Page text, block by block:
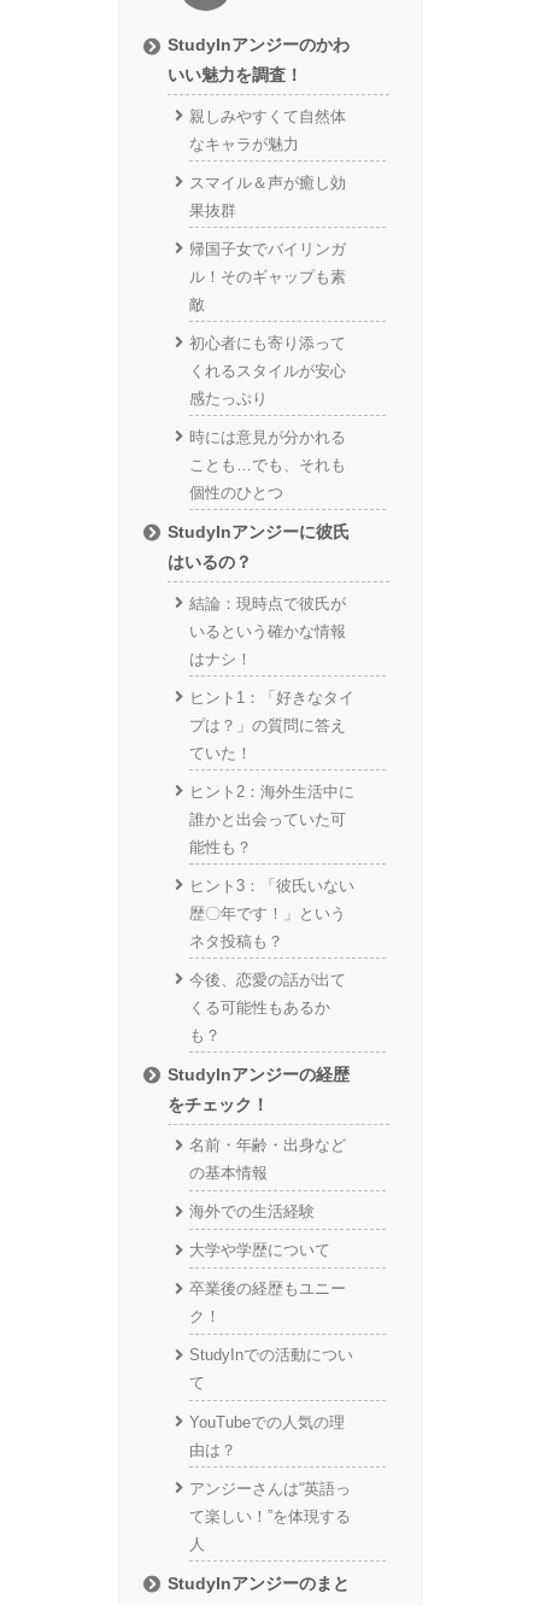
StudyInアンジーのかわ
いい魅力を調査！
親しみやすくて自然体
なキャラが魅力
スマイル＆声が癒し効
果抜群
帰国子女でバイリンガ
ル！そのギャップも素
敵
初心者にも寄り添って
くれるスタイルが安心
感たっぷり
時には意見が分かれる
ことも…でも、それも
個性のひとつ
StudyInアンジーに彼氏
はいるの？
結論：現時点で彼氏が
いるという確かな情報
はナシ！
ヒント1：「好きなタイ
プは？」の質問に答え
ていた！
ヒント2：海外生活中に
誰かと出会っていた可
能性も？
ヒント3：「彼氏いない
歴〇年です！」という
ネタ投稿も？
今後、恋愛の話が出て
くる可能性もあるか
も？
StudyInアンジーの経歴
をチェック！
名前・年齢・出身など
の基本情報
海外での生活経験
大学や学歴について
卒業後の経歴もユニー
ク！
StudyInでの活動につい
て
YouTubeでの人気の理
由は？
アンジーさんは“英語っ
て楽しい！”を体現する
人
StudyInアンジーのまと